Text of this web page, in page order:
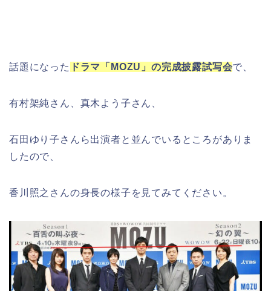
話題になった ドラマ「MOZU」の完成披露試写会で、
有村架純さん、真木よう子さん、
石田ゆり子さんら出演者と並んでいるところがありま
したので、
香川照之さんの身長の様子を見てみてください。